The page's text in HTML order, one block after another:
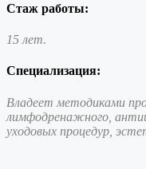
Стаж работы:
15 лет.
Специализация:
Владеет методиками
лимфодренажного,
уходовых процедур,